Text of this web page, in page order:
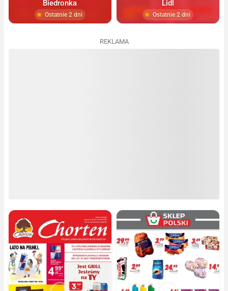
Biedronka
Ostatnie 2 dni
Lidl
Ostatnie 2 dni
REKLAMA